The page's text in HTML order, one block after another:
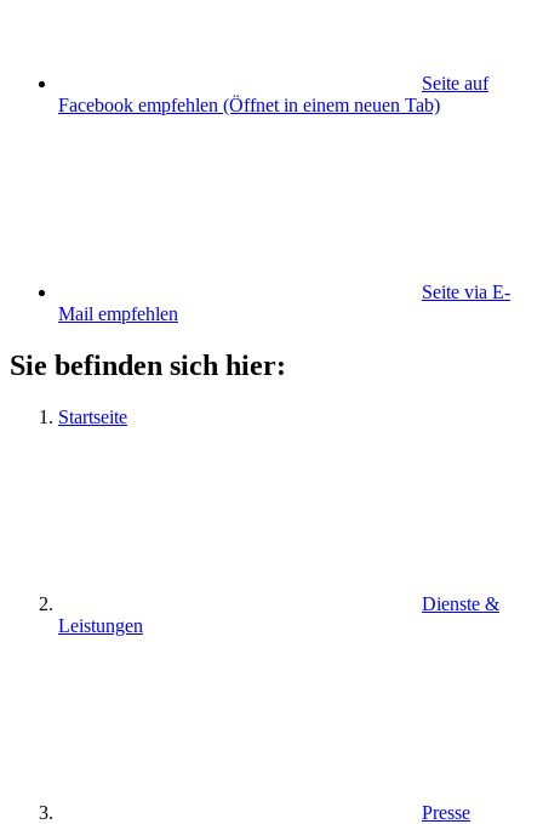
Seite auf
Facebook empfehlen (Öffnet in einem neuen Tab)
Seite via E-
Mail empfehlen
Sie befinden sich hier:
Startseite
Dienste &
Leistungen
Presse